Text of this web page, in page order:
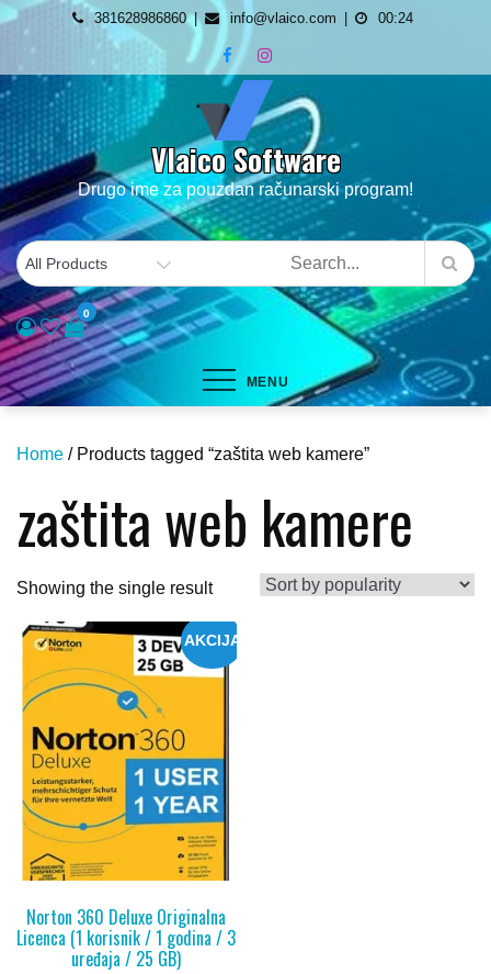
Skip
content
381628986860 info@vlaico.com 00:24
Vlaico Software
Drugo ime za pouzdan računarski program!
0
MENU
Home / Products tagged “zaštita web kamere”
zaštita web kamere
Showing the single result
AKCIJA
Norton 360 Deluxe Originalna
Licenca (1 korisnik / 1 godina / 3
uređaja / 25 GB)